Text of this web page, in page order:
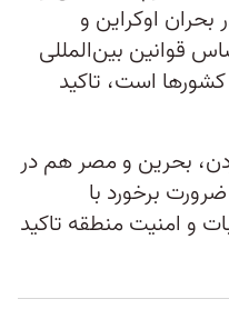
اوکراین و
قوانین بین‌المللی
است، تاکید
بحرین و مصر هم در
برخورد با
و امنیت منطقه تاکید